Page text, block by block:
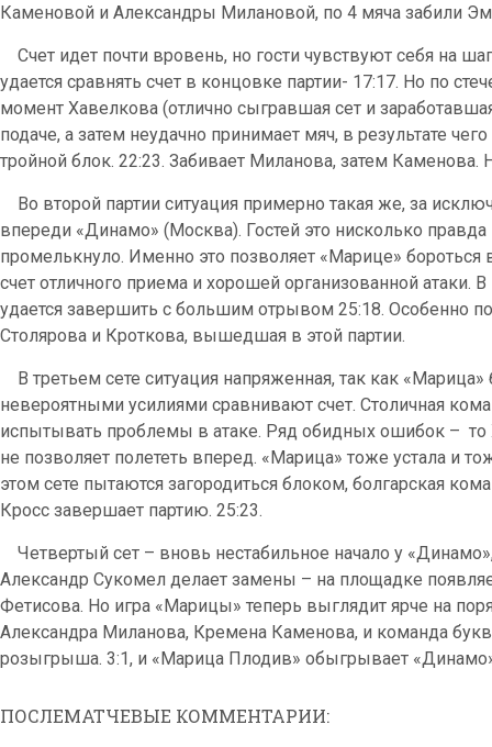
Каменовой и Александры Милановой, по 4 мяча забили
Счет идет почти вровень, но гости чувствуют себя на
удается сравнять счет в концовке партии- 17:17. Но по
момент Хавелкова (отлично сыгравшая сет и
подаче, а затем неудачно принимает мяч, в результате
тройной блок. 22:23. Забивает Миланова, затем Каменова.
Во второй партии ситуация примерно такая же, за
впереди «Динамо» (Москва). Гостей это нисколько
промелькнуло. Именно это позволяет «Марице»
счет отличного приема и хорошей организованной атаки.
удается завершить с большим отрывом 25:18. Особенно
Столярова и Кроткова, вышедшая в этой партии.
В третьем сете ситуация напряженная, так как
невероятными усилиями сравнивают счет. Столичная
испытывать проблемы в атаке. Ряд обидных ошибок – то
не позволяет полететь вперед. «Марица» тоже устала и
этом сете пытаются загородиться блоком, болгарская
Кросс завершает партию. 25:23.
Четвертый сет – вновь нестабильное начало у
Александр Сукомел делает замены – на площадке
Фетисова. Но игра «Марицы» теперь выглядит ярче на
Александра Миланова, Кремена Каменова, и команда
розыгрыша. 3:1, и «Марица Плодив» обыгрывает
ПОСЛЕМАТЧЕВЫЕ КОММЕНТАРИИ: